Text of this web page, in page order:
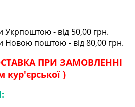
Укрпоштою - від 50,00 грн.
Новою поштою - від 80,00 грн.
ПРИ ЗАМОВЛЕННІ
кур'єрської )